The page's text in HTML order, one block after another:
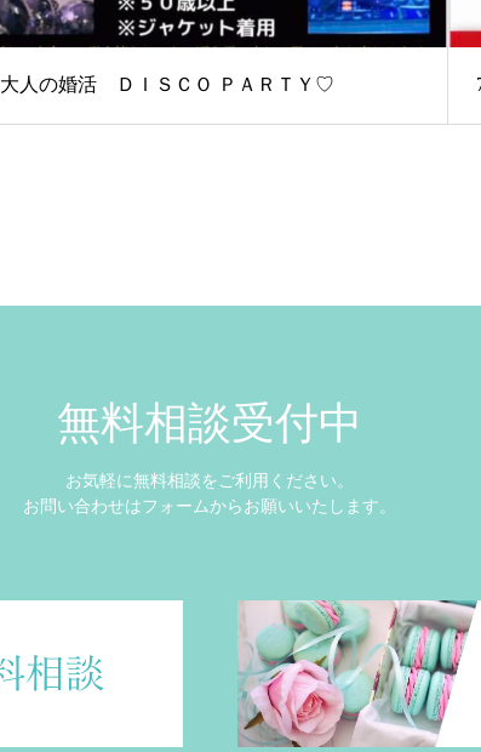
大人の婚活 ＤＩＳＣＯ ＰＡＲＴＹ♡
無料相談受付中
お気軽に無料相談をご利用ください。
お問い合わせはフォームからお願いいたします。